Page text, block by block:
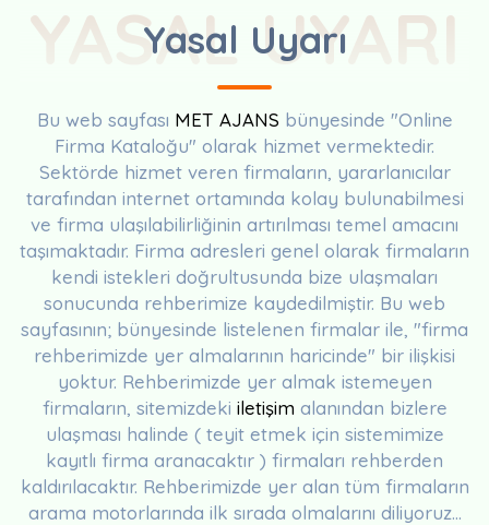
Yasal Uyarı
YASAL UYARI
Bu web sayfası MET AJANS bünyesinde "Online
Firma Kataloğu" olarak hizmet vermektedir.
Sektörde hizmet veren firmaların, yararlanıcılar
tarafından internet ortamında kolay bulunabilmesi
ve firma ulaşılabilirliğinin artırılması temel amacını
taşımaktadır. Firma adresleri genel olarak firmaların
kendi istekleri doğrultusunda bize ulaşmaları
sonucunda rehberimize kaydedilmiştir. Bu web
sayfasının; bünyesinde listelenen firmalar ile, "firma
rehberimizde yer almalarının haricinde" bir ilişkisi
yoktur. Rehberimizde yer almak istemeyen
firmaların, sitemizdeki iletişim alanından bizlere
ulaşması halinde ( teyit etmek için sistemimize
kayıtlı firma aranacaktır ) firmaları rehberden
kaldırılacaktır. Rehberimizde yer alan tüm firmaların
arama motorlarında ilk sırada olmalarını diliyoruz...